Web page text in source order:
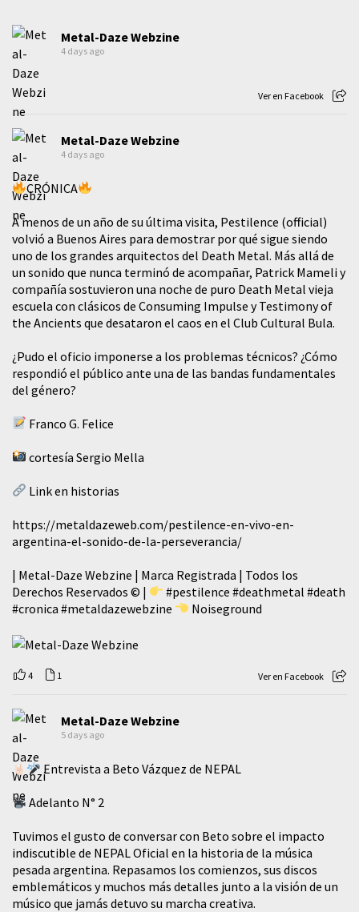
Metal-Daze Webzine
4 days ago
Ver en Facebook
Metal-Daze Webzine
4 days ago
CRÓNICA
A menos de un año de su última visita, Pestilence (official)
volvió a Buenos Aires para demostrar por qué sigue siendo
uno de los grandes arquitectos del Death Metal. Más allá de
un sonido que nunca terminó de acompañar, Patrick Mameli y
compañía sostuvieron una noche de puro Death Metal vieja
escuela con clásicos de Consuming Impulse y Testimony of
the Ancients que desataron el caos en el Club Cultural Bula.
¿Pudo el oficio imponerse a los problemas técnicos? ¿Cómo
respondió el público ante una de las bandas fundamentales
del género?
Franco G. Felice
cortesía Sergio Mella
Link en historias
https://metaldazeweb.com/pestilence-en-vivo-en-
argentina-el-sonido-de-la-perseverancia/
| Metal-Daze Webzine | Marca Registrada | Todos los
Derechos Reservados © |
#pestilence #deathmetal #death
#cronica #metaldazewebzine Noiseground
4 1 Ver en Facebook
Metal-Daze Webzine
5 days ago
Entrevista a Beto Vázquez de NEPAL
Adelanto N° 2
Tuvimos el gusto de conversar con Beto sobre el impacto
indiscutible de NEPAL Oficial en la historia de la música
pesada argentina. Repasamos los comienzos, sus discos
emblemáticos y muchos más detalles junto a la visión de un
músico que jamás detuvo su marcha creativa.